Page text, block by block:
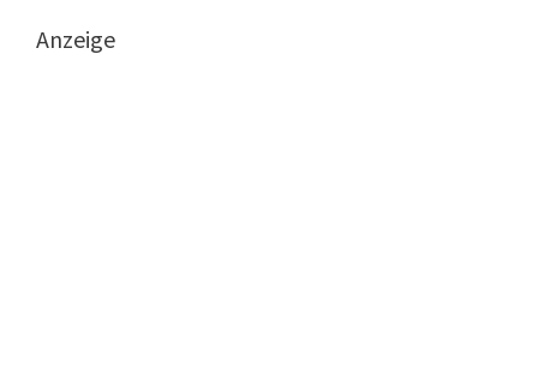
Anzeige